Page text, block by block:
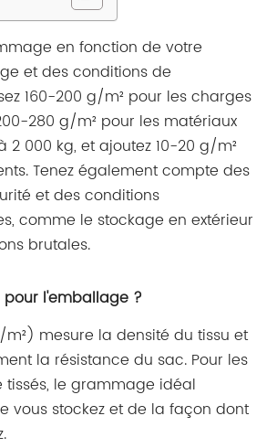
en fonction de votre
et des conditions de
160-200 g/m² pour les charges
280 g/m² pour les matériaux
2 000 kg, et ajoutez 10-20 g/m²
Tenez également compte des
et des conditions
comme le stockage en extérieur
brutales.
pour l'emballage ?
mesure la densité du tissu et
la résistance du sac. Pour les
le grammage idéal
vous stockez et de la façon dont